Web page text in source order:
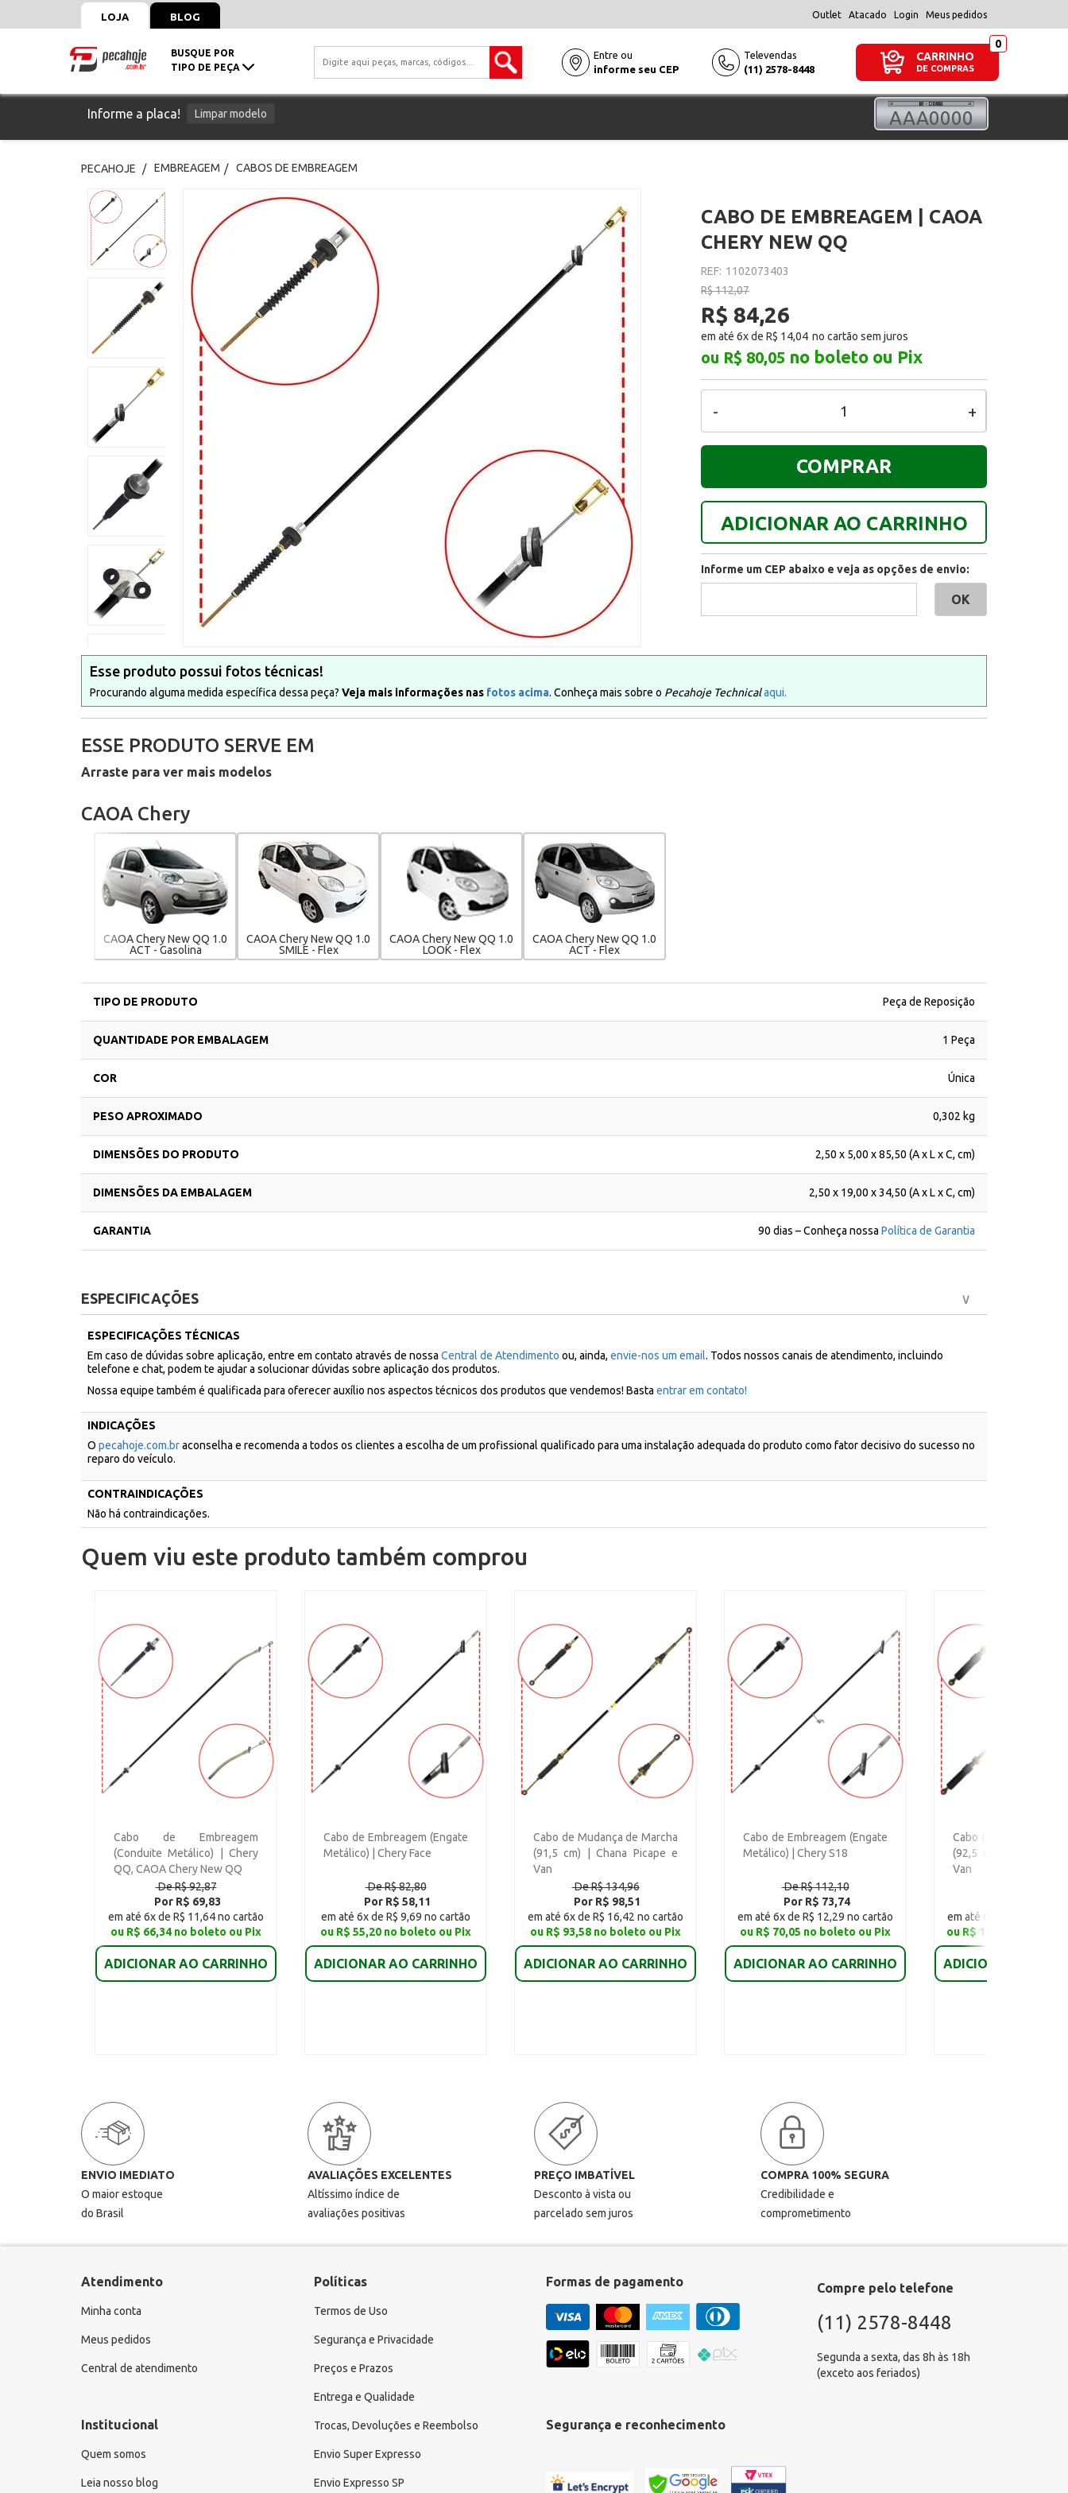
LOJA BLOG Outlet Atacado Login Meus pedidos
BUSQUE POR
TIPO DE PEÇA
Entre ou
informe seu CEP
Televendas
(11) 2578-8448
CARRINHO
DE COMPRAS
Informe a placa! Limpar modelo
PECAHOJE EMBREAGEM CABOS DE EMBREAGEM
CABO DE EMBREAGEM | CAOA
CHERY NEW QQ
REF: 1102073403
R$ 112,07
R$ 84,26
em até 6x de R$ 14,04
ou R$ 80,05 no boleto ou Pix
+
-
ADICIONAR AO CARRINHO
COMPRAR
Informe um CEP abaixo e veja as opções de envio:
Esse produto possui fotos técnicas!
Procurando alguma medida específica dessa peça? Veja mais informações nas fotos acima. Conheça mais sobre o Pecahoje Technicalaqui.
ESSE PRODUTO SERVE EM
Arraste para ver mais modelos
CAOA Chery
CAOA Chery New QQ 1.0
ACT - Gasolina
CAOA Chery New QQ 1.0
SMILE - Flex
CAOA Chery New QQ 1.0
LOOK - Flex
CAOA Chery New QQ 1.0
ACT - Flex
TIPO DE PRODUTO Peça de Reposição
QUANTIDADE POR EMBALAGEM 1 Peça
COR Única
PESO APROXIMADO 0,302 kg
DIMENSÕES DO PRODUTO 2,50 x 5,00 x 85,50 (A x L x C, cm)
DIMENSÕES DA EMBALAGEM 2,50 x 19,00 x 34,50 (A x L x C, cm)
GARANTIA 90 dias – Conheça nossa Política de Garantia
ESPECIFICAÇÕES
ESPECIFICAÇÕES TÉCNICAS
Em caso de dúvidas sobre aplicação, entre em contato através de nossa Central de Atendimento ou, ainda, envie-nos um email. Todos nossos canais de atendimento, incluindo
telefone e chat, podem te ajudar a solucionar dúvidas sobre aplicação dos produtos.
Nossa equipe também é qualificada para oferecer auxílio nos aspectos técnicos dos produtos que vendemos! Basta entrar em contato!
INDICAÇÕES
O pecahoje.com.braconselha e recomenda a todos os clientes a escolha de um profissional qualificado para uma instalação adequada do produto como fator decisivo do sucesso no
reparo do veículo.
CONTRAINDICAÇÕES
Não há contraindicações.
Quem viu este produto também comprou
Cabo de Embreagem
(Conduite Metálico) | Chery
QQ, CAOA Chery New QQ
De R$ 92,87
Por R$ 69,83
em até 6x de R$ 11,64 no cartão
ou R$ 66,34 no boleto ou Pix
ADICIONAR AO CARRINHO
Cabo de Embreagem (Engate
Metálico) | Chery Face
De R$ 82,80
Por R$ 58,11
em até 6x de R$ 9,69 no cartão
ou R$ 55,20 no boleto ou Pix
ADICIONAR AO CARRINHO
Cabo de Mudança de Marcha
(91,5 cm) | Chana Picape e
Van
De R$ 134,96
Por R$ 98,51
em até 6x de R$ 16,42 no cartão
ou R$ 93,58 no boleto ou Pix
ADICIONAR AO CARRINHO
Cabo de Embreagem (Engate
Metálico) | Chery S18
De R$ 112,10
Por R$ 73,74
em até 6x de R$ 12,29 no cartão
ou R$ 70,05 no boleto ou Pix
ADICIONAR AO CARRINHO
Cabo de Mudança de
(92,5 cm) | Chana
Van
em até 6x de R$ 19,08
ou R$ 108,75 no
ADICIONAR AO
ENVIO IMEDIATO
O maior estoque
do Brasil
AVALIAÇÕES EXCELENTES
Altíssimo índice de
avaliações positivas
PREÇO IMBATÍVEL
Desconto à vista ou
parcelado sem juros
COMPRA 100% SEGURA
Credibilidade e
comprometimento
Atendimento
Minha conta
Meus pedidos
Central de atendimento
Institucional
Quem somos
Leia nosso blog
Políticas
Termos de Uso
Segurança e Privacidade
Preços e Prazos
Entrega e Qualidade
Trocas, Devoluções e Reembolso
Envio Super Expresso
Envio Expresso SP
Formas de pagamento Compre pelo telefone
(11) 2578-8448
Segunda a sexta, das 8h às 18h
(exceto aos feriados)
Segurança e reconhecimento